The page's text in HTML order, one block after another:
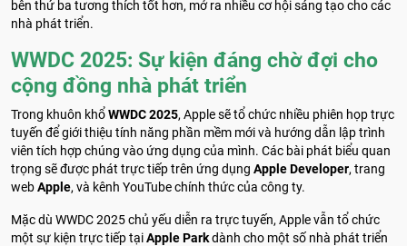
bên thứ ba tương thích tốt hơn, mở ra nhiều cơ hội sáng tạo cho các
nhà phát triển.
WWDC 2025: Sự kiện đáng chờ đợi cho
cộng đồng nhà phát triển
Trong khuôn khổWWDC 2025, Apple sẽ tổ chức nhiều phiên họp trực
tuyến để giới thiệu tính năng phần mềm mới và hướng dẫn lập trình
viên tích hợp chúng vào ứng dụng của mình. Các bài phát biểu quan
trọng sẽ được phát trực tiếp trên ứng dụng Apple Developer, trang
webApple, và kênh YouTube chính thức của công ty.
Mặc dù WWDC 2025 chủ yếu diễn ra trực tuyến, Apple vẫn tổ chức
một sự kiện trực tiếp tạiApple Parkdành cho một số nhà phát triển